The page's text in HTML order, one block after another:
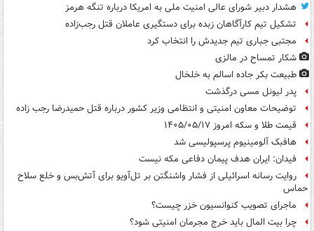
هشدار دبیر شورای عالی امنیت ملی به امریکا درباره تنگه هرمز
تشکیل تیم کارآگاهان زبده برای دستگیری عاملان قتل رجب‌زاده
مجتبی جباری تیم جدیدش را انتخاب کرد
شکار تمساح در مالزی
طبیعت بکر جاده اسالم به خلخال
پدر لیونل مسی درگذشت
توضیحات معاون امنیتی و انتظامی وزیر کشور درباره قتل حمیدرضا رجب زاده
قیمت طلا و سکه امروز ۱۴۰۵/۰۵/۱۷
هافبک آلومینیوم پرسپولیسی شد
فیدان: ایران هدف پیمان دفاعی مکه نیست
روایت رسانه اسرائیلی از فشار واشنگتن بر تل‌آویو برای آتش‌بس و خلع سلاح
حماس
ماجرای تصویب کنوانسیون خزر چیست؟
چرا بیت المال باید خرج مجرمان امنیتی شود؟